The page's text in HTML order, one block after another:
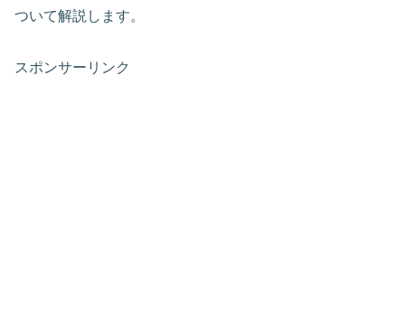
ついて解説します。
スポンサーリンク